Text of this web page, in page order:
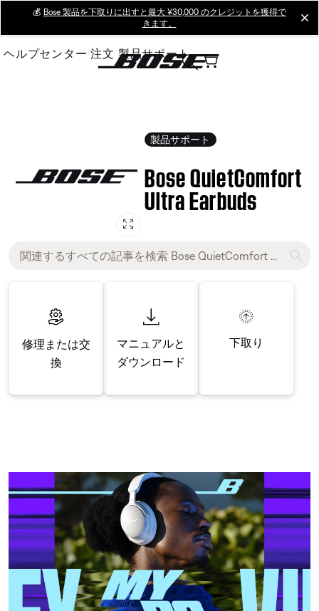
Main
💰 Bose 製品を下取りに出すと最大 ¥30,000 のクレジットを獲得で
きます。
ヘルプセンター 注文 製品サポート
製品サポート
Bose QuietComfort
Ultra Earbuds
修理または交
換
マニュアルと
ダウンロード
下取り